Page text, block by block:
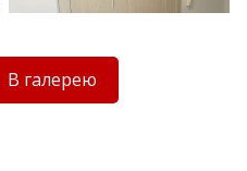
В галерею